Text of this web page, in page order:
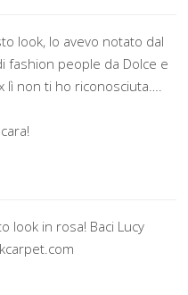
look, lo avevo notato dal
fashion people da Dolce e
lì non ti ho riconosciuta….
look in rosa! Baci Lucy